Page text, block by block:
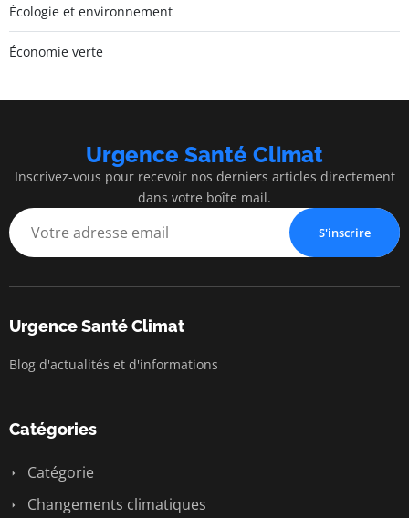
Écologie et environnement
Économie verte
Urgence Santé Climat
Inscrivez-vous pour recevoir nos derniers articles directement
dans votre boîte mail.
S'inscrire
Urgence Santé Climat
Blog d'actualités et d'informations
Catégories
Catégorie
Changements climatiques